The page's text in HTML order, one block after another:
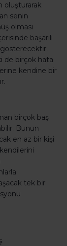
oluşturarak
senin
olması
başarılı
de birçok hata
kendine bir
birçok baş
Bunun
en az bir kişi
tek bir